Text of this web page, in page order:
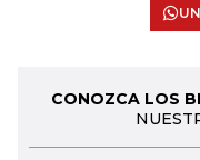
CONOZCA LOS